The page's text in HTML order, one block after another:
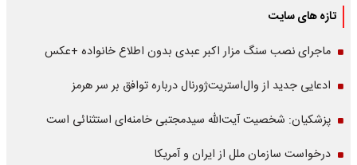
تازه های سایت
ماجرای نصب سنگ مزار اکبر عبدی بدون اطلاع خانواده +عکس
ادعایی جدید از وال‌استریت‌ژورنال درباره توافق بر سر هرمز
پزشکیان: شخصیت آیت‌الله سیدمجتبی خامنه‌ای استثنائی است
درخواست سازمان ملل از ایران و آمریکا